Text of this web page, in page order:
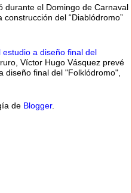
durante el Domingo de Carnaval
del “Diablódromo”
a diseño final del
Víctor Hugo Vásquez prevé
diseño final del "Folklódromo",
de Blogger.